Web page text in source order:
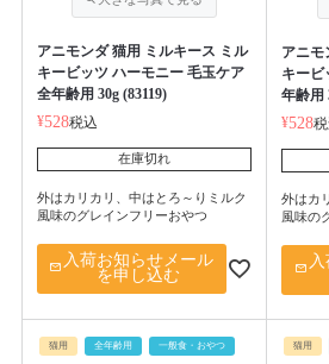
アニモンダ 猫用 ミルキース ミル
キービッツ ハーモニー 毛玉ケア
全年齢用 30g (83119)
¥528税込
在庫切れ
外はカリカリ、中はとろ～りミルク
風味のグレインフリーおやつ
入荷お知らせメール
を申し込む
アニモ
キービ
年齢用
¥528
外はカ
風味の
猫用 全年齢用 一般食・おやつ 猫用